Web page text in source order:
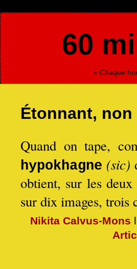
60
« Chaque
Étonnant, non
Quand on tape,
hypokhagne (sic)
obtient, sur les
sur dix images, trois
Nikita Calvus-Mons